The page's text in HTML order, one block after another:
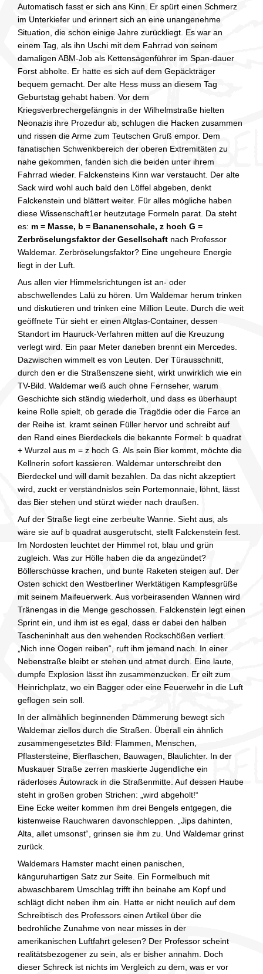
Automatisch fasst er sich ans Kinn. Er spürt einen Schmerz
im Unterkiefer und erinnert sich an eine unangenehme
Situation, die schon einige Jahre zurückliegt. Es war an
einem Tag, als ihn Uschi mit dem Fahrrad von seinem
damaligen ABM-Job als Kettensägenführer im Span-dauer
Forst abholte. Er hatte es sich auf dem Gepäckträger
bequem gemacht. Der alte Hess muss an diesem Tag
Geburtstag gehabt haben. Vor dem
Kriegsverbrechergefängnis in der Wilhelmstraße hielten
Neonazis ihre Prozedur ab, schlugen die Hacken zusammen
und rissen die Arme zum Teutschen Gruß empor. Dem
fanatischen Schwenkbereich der oberen Extremitäten zu
nahe gekommen, fanden sich die beiden unter ihrem
Fahrrad wieder. Falckensteins Kinn war verstaucht. Der alte
Sack wird wohl auch bald den Löffel abgeben, denkt
Falckenstein und blättert weiter. Für alles mögliche haben
diese Wissenschaft1er heutzutage Formeln parat. Da steht
es: m = Masse, b = Bananenschale, z hoch G =
Zerbröselungsfaktor der Gesellschaft nach Professor
Waldemar. Zerbröselungsfaktor? Eine ungeheure Energie
liegt in der Luft.
Aus allen vier Himmelsrichtungen ist an- oder
abschwellendes Lalü zu hören. Um Waldemar herum trinken
und diskutieren und trinken eine Million Leute. Durch die weit
geöffnete Tür sieht er einen Altglas-Container, dessen
Standort im Hauruck-Verfahren mitten auf die Kreuzung
verlegt wird. Ein paar Meter daneben brennt ein Mercedes.
Dazwischen wimmelt es von Leuten. Der Türausschnitt,
durch den er die Straßenszene sieht, wirkt unwirklich wie ein
TV-Bild. Waldemar weiß auch ohne Fernseher, warum
Geschichte sich ständig wiederholt, und dass es überhaupt
keine Rolle spielt, ob gerade die Tragödie oder die Farce an
der Reihe ist. kramt seinen Füller hervor und schreibt auf
den Rand eines Bierdeckels die bekannte Formel: b quadrat
+ Wurzel aus m = z hoch G. Als sein Bier kommt, möchte die
Kellnerin sofort kassieren. Waldemar unterschreibt den
Bierdeckel und will damit bezahlen. Da das nicht akzeptiert
wird, zuckt er verständnislos sein Portemonnaie, löhnt, lässt
das Bier stehen und stürzt wieder nach draußen.
Auf der Straße liegt eine zerbeulte Wanne. Sieht aus, als
wäre sie auf b quadrat ausgerutscht, stellt Falckenstein fest.
Im Nordosten leuchtet der Himmel rot, blau und grün
zugleich. Was zur Hölle haben die da angezündet?
Böllerschüsse krachen, und bunte Raketen steigen auf. Der
Osten schickt den Westberliner Werktätigen Kampfesgrüße
mit seinem Maifeuerwerk. Aus vorbeirasenden Wannen wird
Tränengas in die Menge geschossen. Falckenstein legt einen
Sprint ein, und ihm ist es egal, dass er dabei den halben
Tascheninhalt aus den wehenden Rockschößen verliert.
„Nich inne Oogen reiben“, ruft ihm jemand nach. In einer
Nebenstraße bleibt er stehen und atmet durch. Eine laute,
dumpfe Explosion lässt ihn zusammenzucken. Er eilt zum
Heinrichplatz, wo ein Bagger oder eine Feuerwehr in die Luft
geflogen sein soll.
In der allmählich beginnenden Dämmerung bewegt sich
Waldemar ziellos durch die Straßen. Überall ein ähnlich
zusammengesetztes Bild: FIammen, Menschen,
Pflastersteine, Bierflaschen, Bauwagen, Blaulichter. In der
Muskauer Straße zerren maskierte Jugendliche ein
räderloses Äutowrack in die Straßenmitte. Auf dessen Haube
steht in großen groben Strichen: „wird abgeholt!“
Eine Ecke weiter kommen ihm drei Bengels entgegen, die
kistenweise Rauchwaren davonschleppen. „Jips dahinten,
Alta, allet umsonst“, grinsen sie ihm zu. Und Waldemar grinst
zurück.
Waldemars Hamster macht einen panischen,
känguruhartigen Satz zur Seite. Ein Formelbuch mit
abwaschbarem Umschlag trifft ihn beinahe am Kopf und
schlägt dicht neben ihm ein. Hatte er nicht neulich auf dem
Schreibtisch des Professors einen Artikel über die
bedrohliche Zunahme von near misses in der
amerikanischen Luftfahrt gelesen? Der Professor scheint
realitätsbezogener zu sein, als er bisher annahm. Doch
dieser Schreck ist nichts im Vergleich zu dem, was er vor